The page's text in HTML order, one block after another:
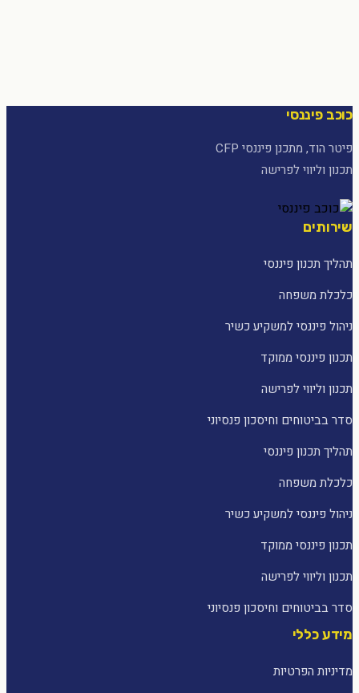
כוכב פיננסי
פיטר הוד, מתכנן פיננסי CFP
תכנון וליווי לפרישה
שירותים
תהליך תכנון פיננסי
כלכלת משפחה
ניהול פיננסי למשקיע כשיר
תכנון פיננסי ממוקד
תכנון וליווי לפרישה
סדר בביטוחים וחיסכון פנסיוני
תהליך תכנון פיננסי
כלכלת משפחה
ניהול פיננסי למשקיע כשיר
תכנון פיננסי ממוקד
תכנון וליווי לפרישה
סדר בביטוחים וחיסכון פנסיוני
מידע כללי
מדיניות הפרטיות